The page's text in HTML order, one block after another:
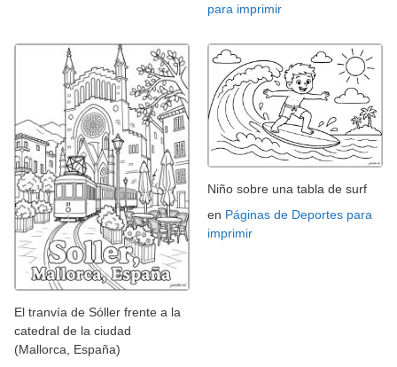
para imprimir
El tranvía de Sóller frente a la
catedral de la ciudad
(Mallorca, España)
Niño sobre una tabla de surf
en Páginas de Deportes para
imprimir